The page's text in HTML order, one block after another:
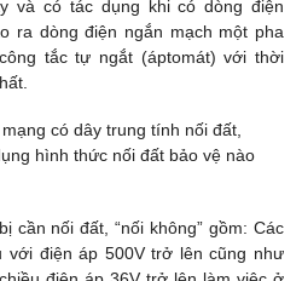
và có tác dụng khi có dòng điện
ra dòng điện ngắn mạch một pha
tắc tự ngắt (áptomát) với thời
có dây trung tính nối đất,
hình thức nối đất bảo vệ nào
cần nối đất, “nối không” gồm: Các
với điện áp 500V trở lên cũng như